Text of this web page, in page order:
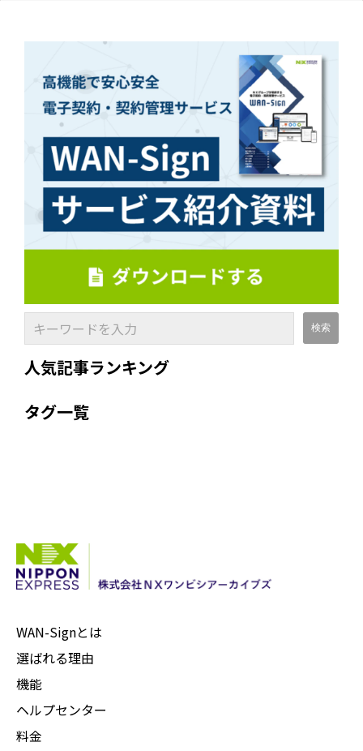
人気記事ランキング
タグ一覧
WAN-Signとは
選ばれる理由
機能
ヘルプセンター
料金